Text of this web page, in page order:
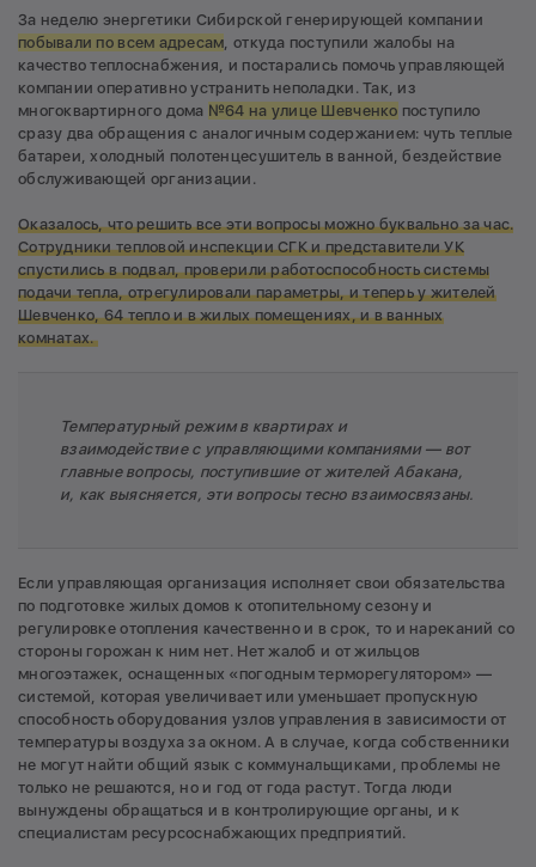
За неделю энергетики Сибирской генерирующей компании
побывали по всем адресам , откуда поступили жалобы на
качество теплоснабжения, и постарались помочь управляющей
компании оперативно устранить неполадки. Так, из
многоквартирного дома №64 на улице Шевченко поступило
сразу два обращения с аналогичным содержанием: чуть теплые
батареи, холодный полотенцесушитель в ванной, бездействие
обслуживающей организации.
Оказалось, что решить все эти вопросы можно буквально за час.
Сотрудники тепловой инспекции СГК и представители УК
спустились в подвал, проверили работоспособность системы
подачи тепла, отрегулировали параметры, и теперь у жителей
Шевченко, 64 тепло и в жилых помещениях, и в ванных
комнатах.
Температурный режим в квартирах и
взаимодействие с управляющими компаниями — вот
главные вопросы, поступившие от жителей Абакана,
и, как выясняется, эти вопросы тесно взаимосвязаны.
Если управляющая организация исполняет свои обязательства
по подготовке жилых домов к отопительному сезону и
регулировке отопления качественно и в срок, то и нареканий со
стороны горожан к ним нет. Нет жалоб и от жильцов
многоэтажек, оснащенных «погодным терморегулятором» —
системой, которая увеличивает или уменьшает пропускную
способность оборудования узлов управления в зависимости от
температуры воздуха за окном. А в случае, когда собственники
не могут найти общий язык с коммунальщиками, проблемы не
только не решаются, но и год от года растут. Тогда люди
вынуждены обращаться и в контролирующие органы, и к
специалистам ресурсоснабжающих предприятий.